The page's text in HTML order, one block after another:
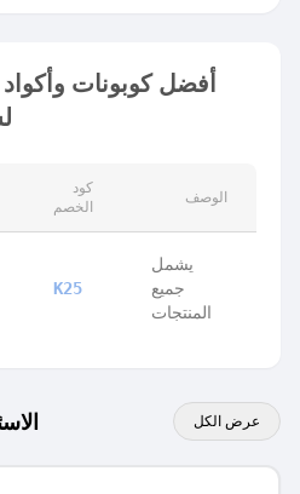
أفضل كوبونات
كود
الخصم
الوصف
K25
يشمل
جميع
المنتجات
عرض الكل